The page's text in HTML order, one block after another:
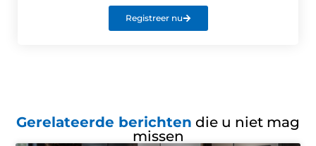
Registreer nu
Gerelateerde berichten die u niet mag
missen